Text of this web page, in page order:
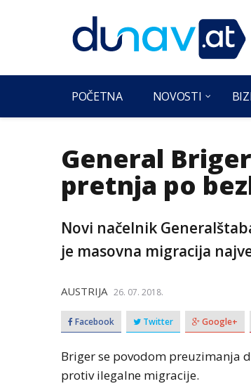
POČETNA NOVOSTI
General
pretnja po
Novi načelnik
je masovna migracija
AUSTRIJA 26. 07. 2018.
Facebook Twitter Google+
Briger se povodom preuzimanja
protiv ilegalne migracije.